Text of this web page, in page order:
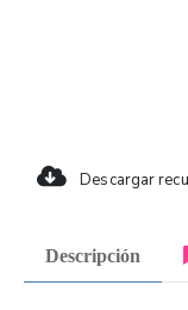
Descargar
Descripción